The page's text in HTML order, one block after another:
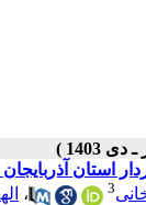
آذربایجان شرقی:
3 ،